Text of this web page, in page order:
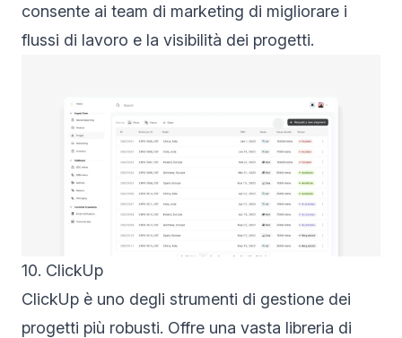
consente ai team di marketing di migliorare i
flussi di lavoro e la visibilità dei progetti.
10. ClickUp
ClickUp è uno degli strumenti di gestione dei
progetti più robusti. Offre una vasta libreria di